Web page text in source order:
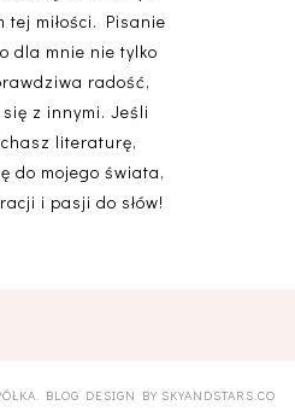
tej miłości. Pisanie
dla mnie nie tylko
radość,
z innymi. Jeśli
literaturę,
do mojego świata,
i pasji do słów!
. BLOG DESIGN BY SKYANDSTARS.CO